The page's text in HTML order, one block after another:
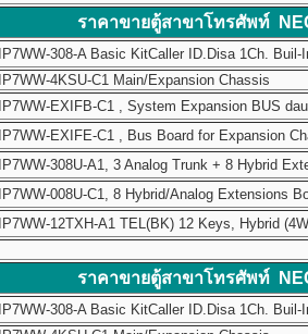
ราคาขายตู้สาขาโทรศัพท์
IP7WW-308-A Basic KitCaller ID.Disa 1Ch.
IP7WW-4KSU-C1 Main/Expansion Chassis
IP7WW-EXIFB-C1 , System Expansion BUS
IP7WW-EXIFE-C1 , Bus Board for Expansion
IP7WW-308U-A1, 3 Analog Trunk + 8 Hybrid
IP7WW-008U-C1, 8 Hybrid/Analog Extensions
IP7WW-12TXH-A1 TEL(BK) 12 Keys, Hybrid
ราคาขายตู้สาขาโทรศัพท์
IP7WW-308-A Basic KitCaller ID.Disa 1Ch.